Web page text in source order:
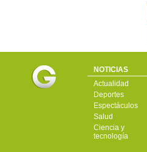
NOTICIAS
Actualidad
Deportes
Espectáculos
Salud
Ciencia y
tecnología